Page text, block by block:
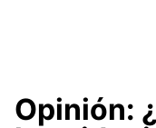
Opinión: